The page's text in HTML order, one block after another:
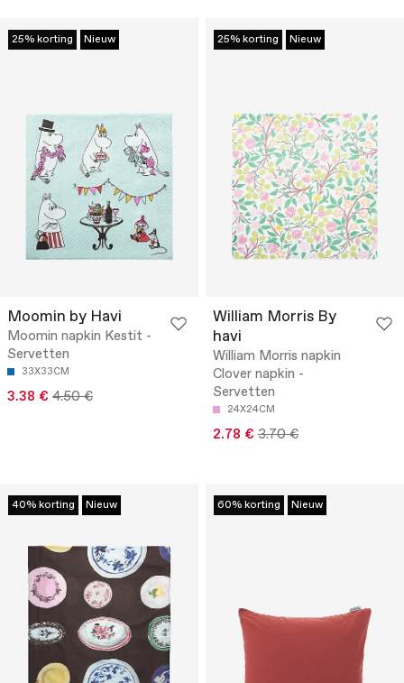
25% korting Nieuw
Moomin by Havi
Moomin napkin Kestit -
Servetten
33X33CM
3.38 € 4.50 €
25% korting Nieuw
William Morris By
havi
William Morris napkin
Clover napkin -
Servetten
24X24CM
2.78 € 3.70 €
40% korting Nieuw 60% korting Nieuw